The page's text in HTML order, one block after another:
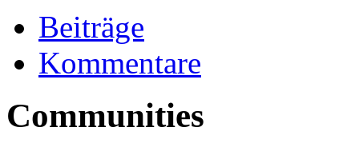
Beiträge
Kommentare
Communities